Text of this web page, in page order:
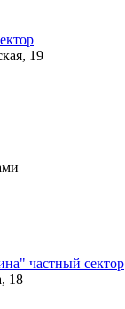
19
частный сектор
18